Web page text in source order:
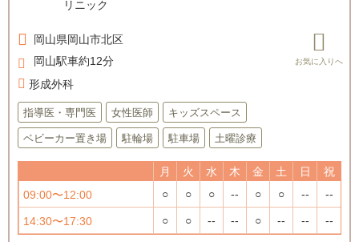
岡山県岡山市北区
岡山駅車約12分
形成外科
指導医・専門医 女性医師 キッズスペース
ベビーカー置き場 駐輪場 駐車場 土曜診療
月 火 水 木 金 土 日
祝
09:00〜12:00
○ ○ ○ -- ○ ○ -- --
14:30〜17:30 ○ ○ -- -- ○ -- -- --